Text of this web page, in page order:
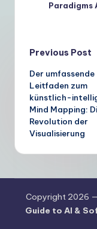
Paradigms
Post
Previous Post
Der umfassende
Leitfaden zum
künstlich-
Mind Mapping:
Revolution der
Visualisierung
Copyright 2026 —
Guide to AI &